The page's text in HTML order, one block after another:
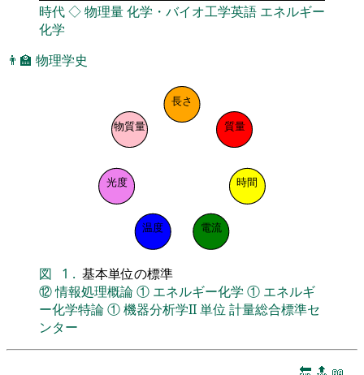
時代◇物理量化学・バイオ工学英語 エネルギー
化学
👨‍🏫 物理学史
長さ
質量
時間
電流
温度
光度
物質量
図 1 . 基本単位の標準
⑫情報処理概論① エネルギー化学 ① エネルギ
ー化学特論①機器分析学II単位 計量総合標準セ
ンター